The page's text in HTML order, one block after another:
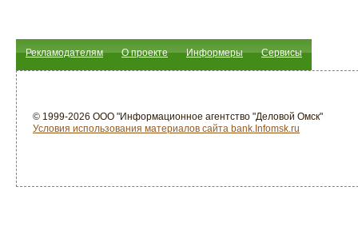
Рекламодателям О проекте Информеры Сервисы
© 1999-2026 ООО "Информационное агентство "Деловой Омск"
Условия использования материалов сайта bank.Infomsk.ru